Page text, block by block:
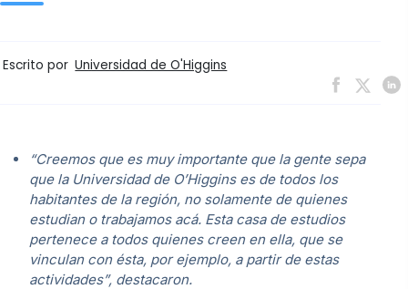
Escrito por Universidad de O'Higgins
“Creemos que es muy importante que la gente sepa
que la Universidad de O’Higgins es de todos los
habitantes de la región, no solamente de quienes
estudian o trabajamos acá. Esta casa de estudios
pertenece a todos quienes creen en ella, que se
vinculan con ésta, por ejemplo, a partir de estas
actividades”, destacaron.